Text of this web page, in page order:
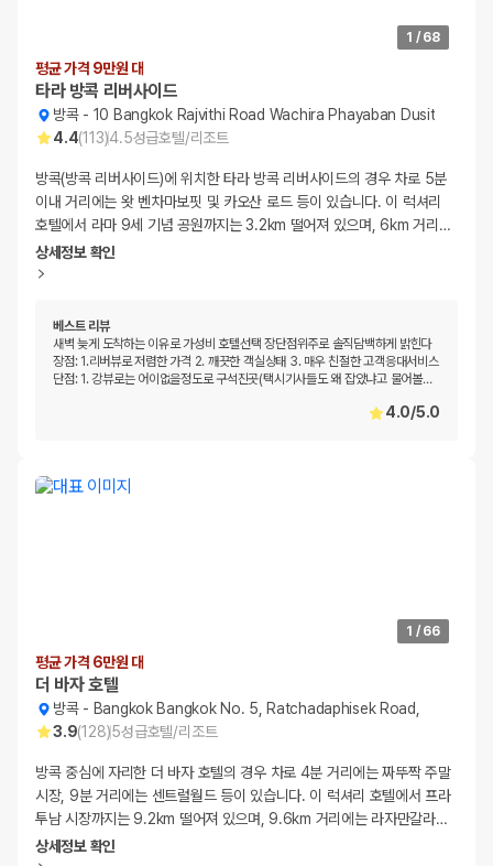
1 / 68
평균 가격 9만원 대
타라 방콕 리버사이드
방콕- 10 Bangkok Rajvithi Road Wachira Phayaban Dusit
4.4(113)4.5성급호텔/리조트
방콕(방콕 리버사이드)에 위치한 타라 방콕 리버사이드의 경우 차로 5분
이내 거리에는 왓 벤차마보핏 및 카오산 로드 등이 있습니다. 이 럭셔리
호텔에서 라마 9세 기념 공원까지는 3.2km 떨어져 있으며, 6km 거리 …
상세정보 확인
베스트 리뷰
새벽 늦게 도착하는 이유로 가성비 호텔선택 장단점위주로 솔직담백하게 밝힌다
장점: 1.리버뷰로 저렴한 가격 2. 깨끗한 객실상태 3. 매우 친절한 고객응대서비스
단점: 1. 강뷰로는 어이없을정도로 구석진곳(택시기사들도 왜 잡았냐고 물어볼…
4.0/5.0
1 / 66
평균 가격 6만원 대
더 바자 호텔
방콕- Bangkok Bangkok No. 5, Ratchadaphisek Road,
3.9(128)5성급호텔/리조트
방콕 중심에 자리한 더 바자 호텔의 경우 차로 4분 거리에는 짜뚜짝 주말
시장, 9분 거리에는 센트럴월드 등이 있습니다. 이 럭셔리 호텔에서 프라
투남 시장까지는 9.2km 떨어져 있으며, 9.6km 거리에는 라자만갈라…
상세정보 확인